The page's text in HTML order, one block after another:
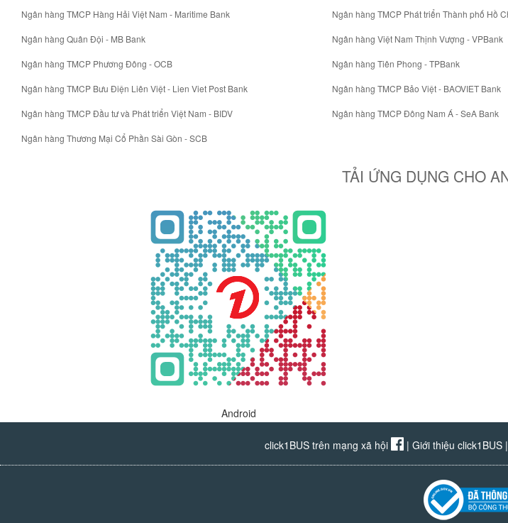
Ngân hàng TMCP Hàng Hải Việt Nam - Maritime Bank
Ngân hàng Quân Đội - MB Bank
Ngân hàng TMCP Phương Đông - OCB
Ngân hàng TMCP Bưu Điện Liên Việt - Lien Viet Post Bank
Ngân hàng TMCP Đầu tư và Phát triển Việt Nam - BIDV
Ngân hàng Thương Mại Cổ Phần Sài Gòn - SCB
Ngân hàng TMCP Phát triển Thành phố Hồ
Ngân hàng Việt Nam Thịnh Vượng - VPBank
Ngân hàng Tiên Phong - TPBank
Ngân hàng TMCP Bảo Việt - BAOVIET Bank
Ngân hàng TMCP Đông Nam Á - SeA Bank
TẢI ỨNG DỤNG CHO
Android
click1BUS trên mạng xã hội | Giới thiệu click1BUS|